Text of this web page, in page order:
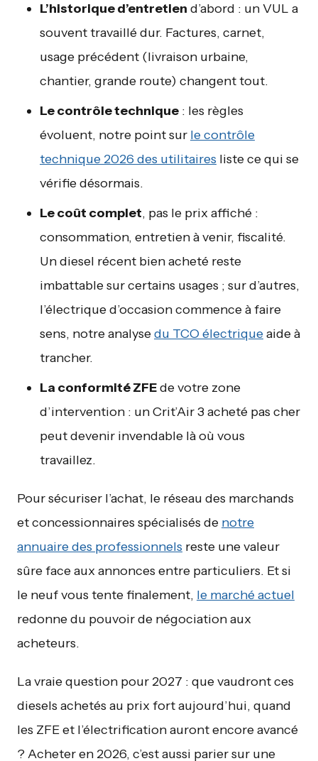
L’historique d’entretien d’abord : un VUL a
souvent travaillé dur. Factures, carnet,
usage précédent (livraison urbaine,
chantier, grande route) changent tout.
Le contrôle technique : les règles
évoluent, notre point sur le contrôle
technique 2026 des utilitaires liste ce qui se
vérifie désormais.
Le coût complet, pas le prix affiché :
consommation, entretien à venir, fiscalité.
Un diesel récent bien acheté reste
imbattable sur certains usages ; sur d’autres,
l’électrique d’occasion commence à faire
sens, notre analysedu TCO électriqueaide à
trancher.
La conformité ZFEde votre zone
d’intervention : un Crit’Air 3 acheté pas cher
peut devenir invendable là où vous
travaillez.
Pour sécuriser l’achat, le réseau des marchands
et concessionnaires spécialisés de notre
annuaire des professionnels reste une valeur
sûre face aux annonces entre particuliers. Et si
le neuf vous tente finalement, le marché actuel
redonne du pouvoir de négociation aux
acheteurs.
La vraie question pour 2027 : que vaudront ces
diesels achetés au prix fort aujourd’hui, quand
les ZFE et l’électrification auront encore avancé
? Acheter en 2026, c’est aussi parier sur une